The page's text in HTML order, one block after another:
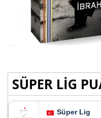
SÜPER LİG
Süper Lig